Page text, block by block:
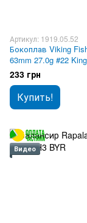
Артикул: 1919.05.52
Бокоплав Viking
63mm 27.0g #22
233 грн
Купить!
Видео